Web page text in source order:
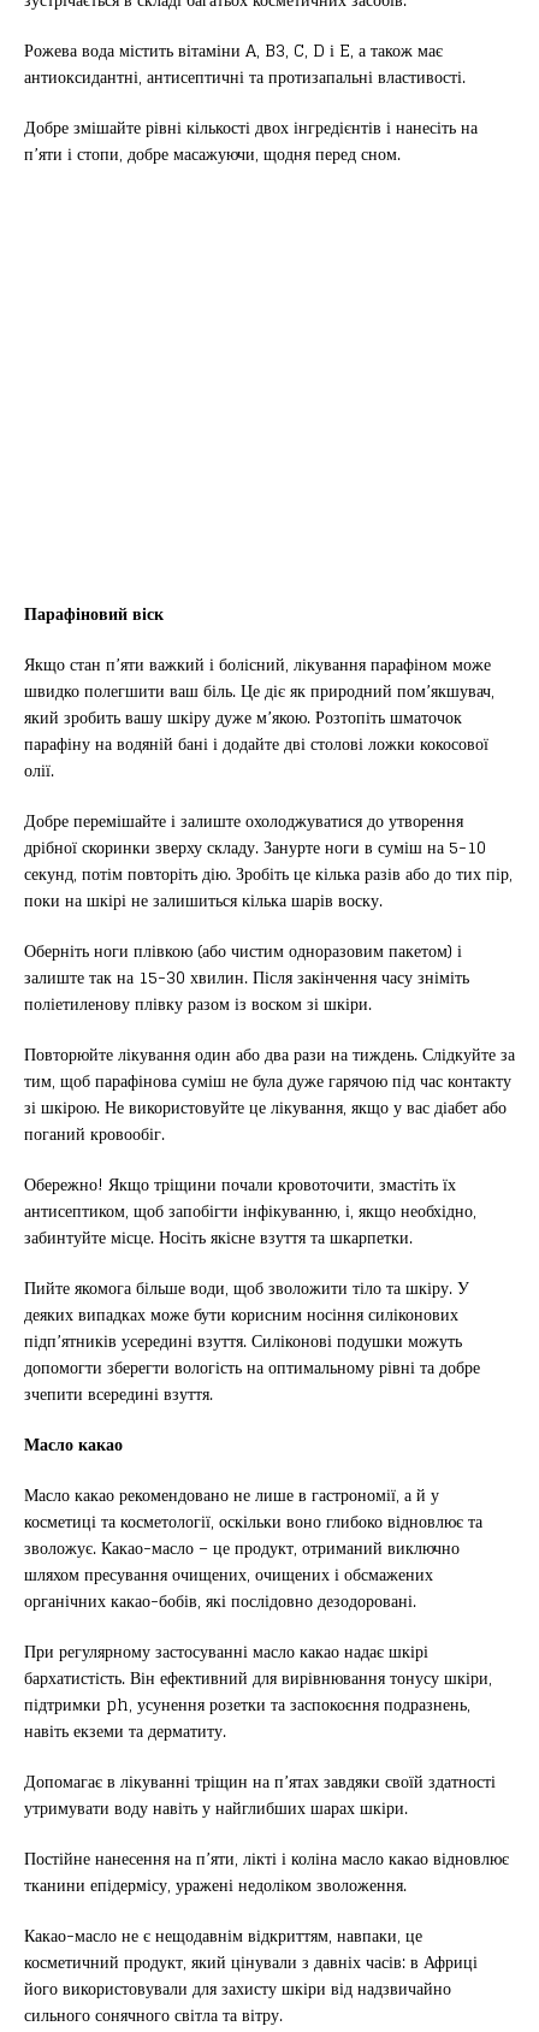
Рожева вода містить вітаміни A, B3, C, D і E, а також має
антиоксидантні, антисептичні та протизапальні властивості.
Добре змішайте рівні кількості двох інгредієнтів і нанесіть на
п’яти і стопи, добре масажуючи, щодня перед сном.
Парафіновий віск
Якщо стан п’яти важкий і болісний, лікування парафіном може
швидко полегшити ваш біль. Це діє як природний пом’якшувач,
який зробить вашу шкіру дуже м’якою. Розтопіть шматочок
парафіну на водяній бані і додайте дві столові ложки кокосової
олії.
Добре перемішайте і залиште охолоджуватися до утворення
дрібної скоринки зверху складу. Занурте ноги в суміш на 5-10
секунд, потім повторіть дію. Зробіть це кілька разів або до тих пір,
поки на шкірі не залишиться кілька шарів воску.
Оберніть ноги плівкою (або чистим одноразовим пакетом) і
залиште так на 15-30 хвилин. Після закінчення часу зніміть
поліетиленову плівку разом із воском зі шкіри.
Повторюйте лікування один або два рази на тиждень. Слідкуйте за
тим, щоб парафінова суміш не була дуже гарячою під час контакту
зі шкірою. Не використовуйте це лікування, якщо у вас діабет або
поганий кровообіг.
Обережно! Якщо тріщини почали кровоточити, змастіть їх
антисептиком, щоб запобігти інфікуванню, і, якщо необхідно,
забинтуйте місце. Носіть якісне взуття та шкарпетки.
Пийте якомога більше води, щоб зволожити тіло та шкіру. У
деяких випадках може бути корисним носіння силіконових
підп’ятників усередині взуття. Силіконові подушки можуть
допомогти зберегти вологість на оптимальному рівні та добре
зчепити всередині взуття.
Масло какао
Масло какао рекомендовано не лише в гастрономії, а й у
косметиці та косметології, оскільки воно глибоко відновлює та
зволожує. Какао-масло – це продукт, отриманий виключно
шляхом пресування очищених, очищених і обсмажених
органічних какао-бобів, які послідовно дезодоровані.
При регулярному застосуванні масло какао надає шкірі
бархатистість. Він ефективний для вирівнювання тонусу шкіри,
підтримки ph, усунення розетки та заспокоєння подразнень,
навіть екземи та дерматиту.
Допомагає в лікуванні тріщин на п’ятах завдяки своїй здатності
утримувати воду навіть у найглибших шарах шкіри.
Постійне нанесення на п’яти, лікті і коліна масло какао відновлює
тканини епідермісу, уражені недоліком зволоження.
Какао-масло не є нещодавнім відкриттям, навпаки, це
косметичний продукт, який цінували з давніх часів: в Африці
його використовували для захисту шкіри від надзвичайно
сильного сонячного світла та вітру.